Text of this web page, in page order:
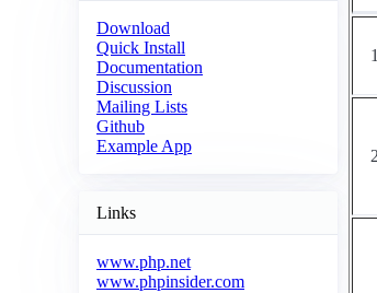
Download
Quick Install
Documentation
Discussion
Mailing Lists
Github
Example App
Links
www.php.net
www.phpinsider.com
1
2